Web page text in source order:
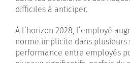
difficiles à anticiper.
À l’horizon 2028, l’employé
norme implicite dans plusieurs
performance entre employés